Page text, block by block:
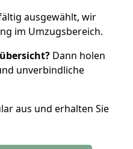
ausgewählt, wir
im Umzugsbereich.
Dann holen
unverbindliche
aus und erhalten Sie